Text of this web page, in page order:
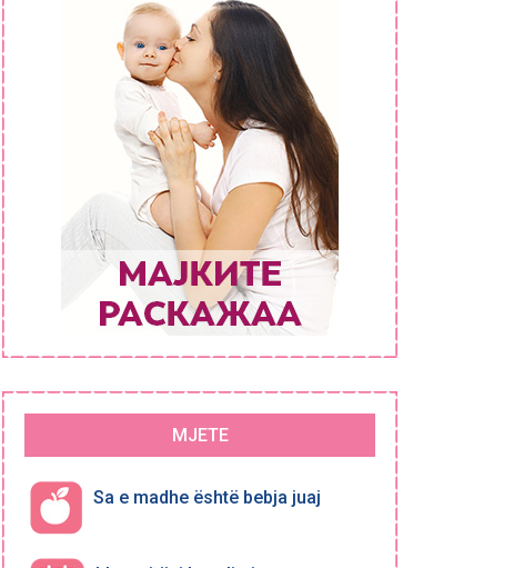
MJETE
Sa e madhe është bebja juaj